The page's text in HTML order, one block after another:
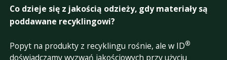
Co dzieje się z jakością odzieży, gdy materiały są
poddawane recyklingowi?
Popyt na produkty z recyklingu rośnie, ale w ID®
doświadczamy wyzwań jakościowych przy użyciu